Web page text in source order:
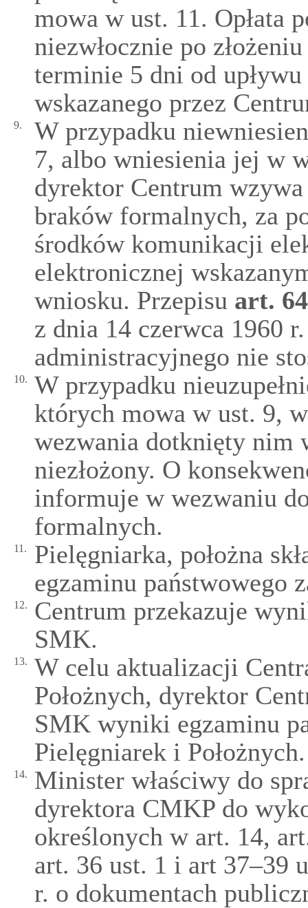
mowa w ust. 11. Opłata
niezwłocznie po
terminie 5 dni od
wskazanego przez
9.
W przypadku
7, albo wniesienia jej w
dyrektor Centrum
braków formalnych, za
środków komunikacji
elektronicznej
wniosku. Przepisu art. 64
z dnia 14 czerwca 1960
administracyjnego nie
10.
W przypadku
których mowa w ust. 9,
wezwania dotknięty nim
niezłożony. O
informuje w wezwaniu
formalnych.
11.
Pielęgniarka, położna
egzaminu państwowego
12.
Centrum przekazuje
SMK.
13.
W celu aktualizacji
Położnych, dyrektor
SMK wyniki egzaminu
Pielęgniarek i Położnych.
14.
Minister właściwy do
dyrektora CMKP do
określonych w art. 14,
art. 36 ust. 1 i art 37–39
r. o dokumentach